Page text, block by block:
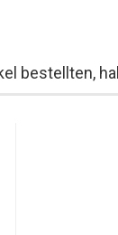
bestellten,